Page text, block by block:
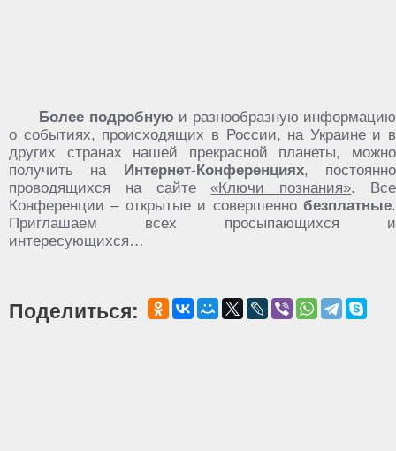
Более подробную и разнообразную информацию
о событиях, происходящих в России, на Украине и в
других странах нашей прекрасной планеты, можно
получить на Интернет-Конференциях, постоянно
проводящихся на сайте«Ключи познания». Все
Конференции – открытые и совершенно безплатные.
Приглашаем всех просыпающихся и
интересующихся…
Поделиться: